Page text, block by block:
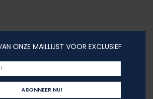
ONZE MAILLIJST VOOR EXCLUSIEF